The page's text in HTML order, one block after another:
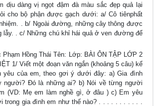
dịu dàng vị ngọt đậm đà màu sắc đẹp quả lại
cho bộ phận được gạch dưới: a/ Cô tiênphất
. b/ Ngoài đường, những cây thông được
lẫy. . c/ Những chú khỉ hái quả ở ven đường để
Phạm Hồng Thái Tên: Lớp: BÀI ÔN TẬP LỚP 2
1/ Viết một đoạn văn ngắn (khoảng 5 câu) kể
yêu của em, theo gơi ý dưới đây: a) Gia đình
người? Đó là những ai? b) Nói về từng người
(VD: Mẹ em làm nghề gì, ở đâu ) c) Em yêu
trong gia đình em như thế nào? . . . . . . . . . . .